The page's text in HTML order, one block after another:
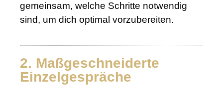
gemeinsam, welche Schritte notwendig
sind, um dich optimal vorzubereiten.
2. Maßgeschneiderte
Einzelgespräche